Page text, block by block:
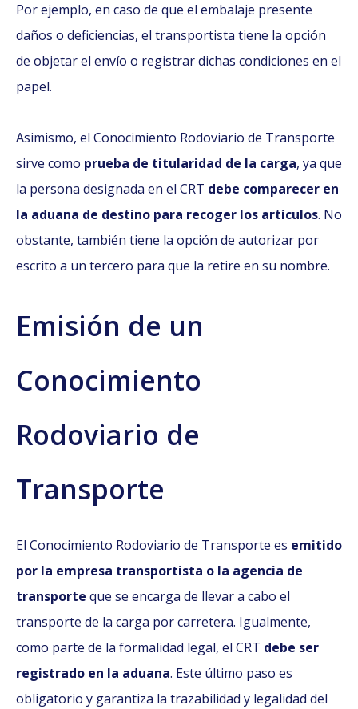
Por ejemplo, en caso de que el embalaje presente
daños o deficiencias, el transportista tiene la opción
de objetar el envío o registrar dichas condiciones en el
papel.
Asimismo, el Conocimiento Rodoviario de Transporte
sirve como prueba de titularidad de la carga, ya que
la persona designada en el CRT debe comparecer en
la aduana de destino para recoger los artículos. No
obstante, también tiene la opción de autorizar por
escrito a un tercero para que la retire en su nombre.
Emisión de un
Conocimiento
Rodoviario de
Transporte
El Conocimiento Rodoviario de Transporte es emitido
por la empresa transportista o la agencia de
transporte que se encarga de llevar a cabo el
transporte de la carga por carretera. Igualmente,
como parte de la formalidad legal, el CRT debe ser
registrado en la aduana. Este último paso es
obligatorio y garantiza la trazabilidad y legalidad del